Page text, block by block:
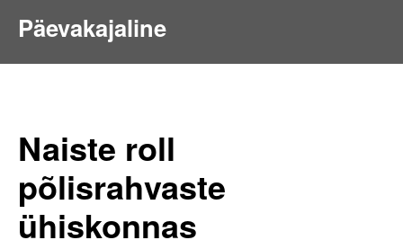
Päevakajaline
Naiste roll
põlisrahvaste
ühiskonnas